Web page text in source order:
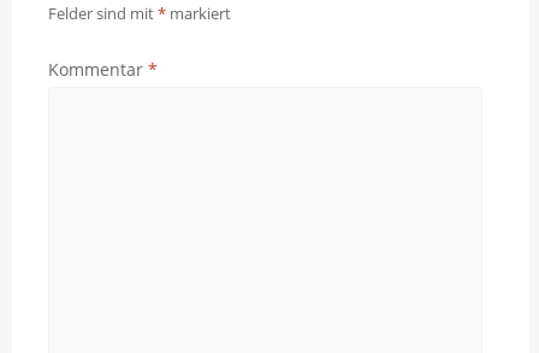
Felder sind mit* markiert
Kommentar *